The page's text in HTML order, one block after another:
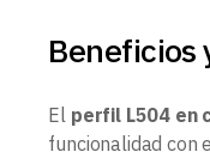
Beneficios
El perfil L504 en
funcionalidad con